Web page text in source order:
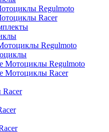
Regulmoto
Racer
Regulmoto
Мотоциклы Regulmoto
Мотоциклы Racer